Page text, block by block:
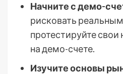
Начните с демо-
рисковать
протестируйте свои
на демо-счете.
Изучите основы